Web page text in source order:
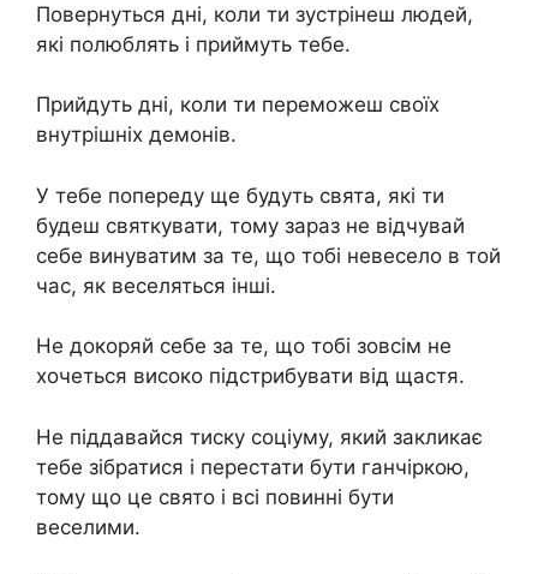
Повернуться дні, коли ти зустрінеш людей,
які полюблять і приймуть тебе.
Прийдуть дні, коли ти переможеш своїх
внутрішніх демонів.
У тебе попереду ще будуть свята, які ти
будеш святкувати, тому зараз не відчувай
себе винуватим за те, що тобі невесело в той
час, як веселяться інші.
Не докоряй себе за те, що тобі зовсім не
хочеться високо підстрибувати від щастя.
Не піддавайся тиску соціуму, який закликає
тебе зібратися і перестати бути ганчіркою,
тому що це свято і всі повинні бути
веселими.